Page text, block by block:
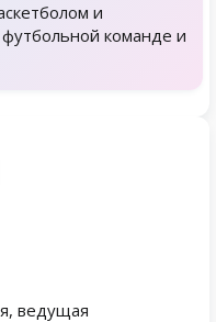
и
команде и
ведущая